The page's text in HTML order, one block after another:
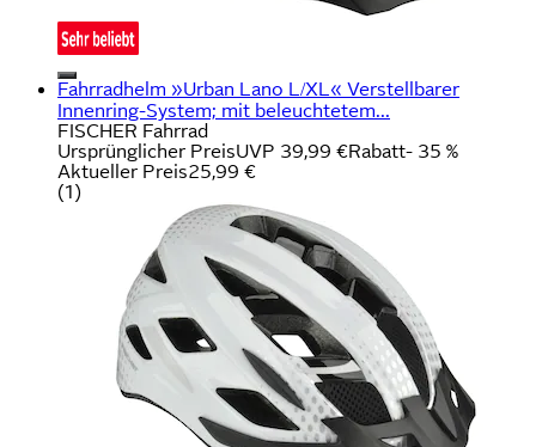
Fahrradhelm »Urban Lano L/XL« Verstellbarer
Innenring-System; mit beleuchtetem...
FISCHER Fahrrad
Ursprünglicher PreisUVP 39,99 €Rabatt- 35 %
Aktueller Preis25,99 €
(1)